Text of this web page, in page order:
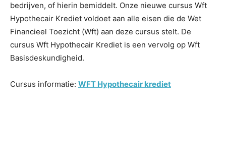
bedrijven, of hierin bemiddelt. Onze nieuwe cursus Wft
Hypothecair Krediet voldoet aan alle eisen die de Wet
Financieel Toezicht (Wft) aan deze cursus stelt. De
cursus Wft Hypothecair Krediet is een vervolg op Wft
Basisdeskundigheid.
Cursus informatie: WFT Hypothecair krediet